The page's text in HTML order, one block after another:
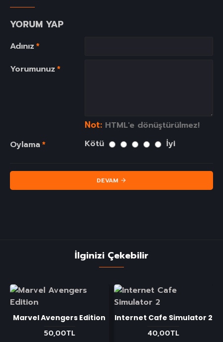
YORUM YAP
Adınız
Yorumunuz
Not: HTML'e dönüştürülmez!
Oylama
Kötü İyi
DEVAM
İlginizi Çekebilir
Marvel Avengers Edition
50,00TL
Internet Cafe Simulator 2
40,00TL